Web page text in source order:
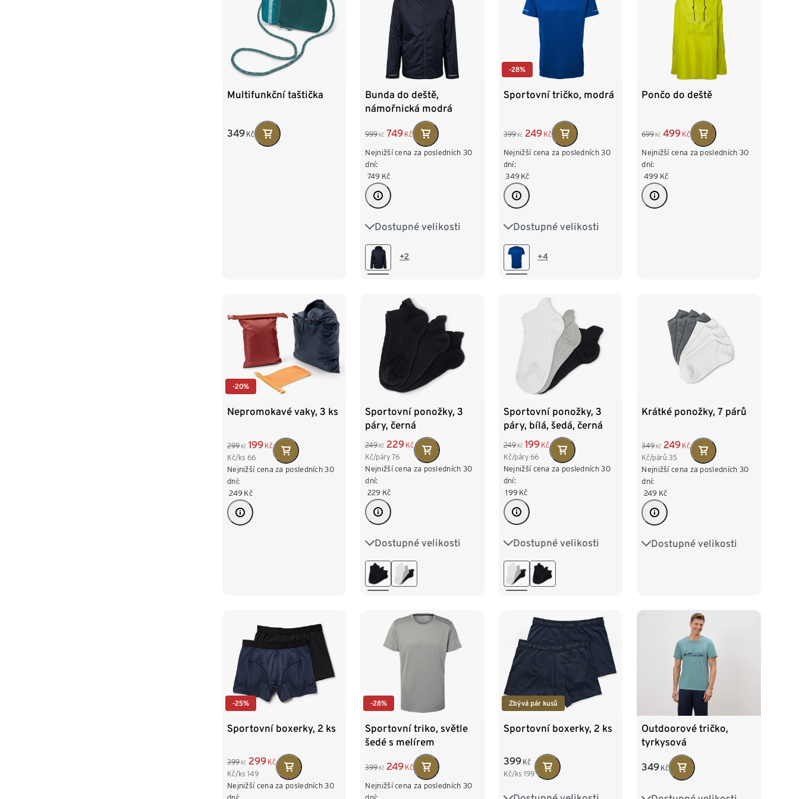
Multifunkční taštička
349 Kč
Bunda do deště,
námořnická modrá
999 Kč 749 Kč
Nejnižší cena za posledních 30
dní:
749 Kč
Dostupné velikosti
XS S M L XL
XXL +2
-28%
Sportovní tričko, modrá
399 Kč 249 Kč
Nejnižší cena za posledních 30
dní:
349 Kč
Dostupné velikosti
S 44/46 M 48/50
L 52/54+4
Pončo do deště
699 Kč 499 Kč
Nejnižší cena za posledních 30
dní:
499 Kč
-20%
Nepromokavé vaky, 3 ks
299 Kč 199 Kč
Kč/ks 66
Nejnižší cena za posledních 30
dní:
249 Kč
Sportovní ponožky, 3
páry, černá
249 Kč 229 Kč
Kč/páry76
Nejnižší cena za posledních 30
dní:
229 Kč
Dostupné velikosti
35-38 39-42 43-46
Sportovní ponožky, 3
páry, bílá, šedá, černá
249 Kč 199 Kč
Kč/páry 66
Nejnižší cena za posledních 30
dní:
199 Kč
Dostupné velikosti
35-38 39-42 43-46
Krátké ponožky, 7 párů
349 Kč 249 Kč
Kč/párů35
Nejnižší cena za posledních 30
dní:
249 Kč
Dostupné velikosti
41-43 44-46
-25%
Sportovní boxerky, 2 ks
399 Kč 299 Kč
Kč/ks 149
Nejnižší cena za posledních 30
-28%
Sportovní triko, světle
šedé s melírem
399 Kč 249 Kč
Nejnižší cena za posledních 30
Zbývá pár kusů
Sportovní boxerky, 2 ks
399 Kč
Kč/ks 199
Outdoorové tričko,
tyrkysová
349 Kč